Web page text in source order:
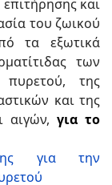
και
του ζωικού
τα εξωτικά
των
της
και της
αιγών, για το
για την